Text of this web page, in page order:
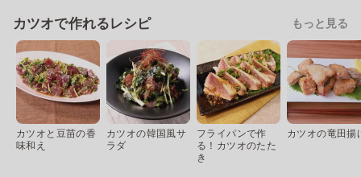
カツオで作れるレシピ もっと見る
カツオと豆苗の香
味和え
カツオの韓国風サ
ラダ
フライパンで作
る！カツオのたた
き
カツオの竜田揚